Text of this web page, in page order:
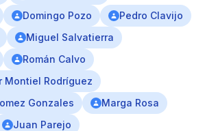
Domingo Pozo
Pedro Clavijo
Miguel Salvatierra
Román Calvo
Montiel Rodríguez
Gonzales
Marga Rosa
Juan Parejo